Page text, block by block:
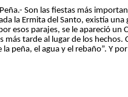
Son las fiestas más
la Ermita del Santo, existía
esos parajes, se le apareció un
tarde al lugar de los
peña, el agua y el rebaño”. Y